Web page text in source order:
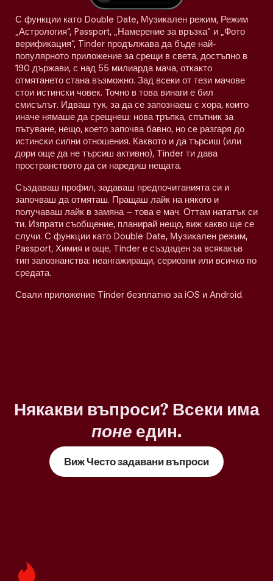
С функции като Double Date, Музикален режим, Режим
„Астрология“, Passport, „Намерение за връзка“ и „Фото
верификация“, Tinder продължава да бъде най-
популярното приложение за срещи в света, достъпно в
190 държави, с над 55 милиарда мача, откакто
отмятането стана възможно. Зад всеки от тези мачове
стои истински човек. Точно в това винаги е бил
смисълът. Идваш тук, за да се запознаеш с хора, които
иначе нямаше да срещнеш: нова тръпка, спътник за
пътуване, нещо, което започва бавно, но се разгаря до
истински силни отношения. Каквото и да търсиш (или
дори още да не търсиш активно), Tinder ти дава
пространството да си наредиш нещата.
Създаваш профил, задаваш предпочитанията си и
започваш да отмяташ. Пращаш лайк на някого и
получаваш лайк в замяна – това е мач. Оттам нататък си
ти. Изпрати съобщение, планирай нещо, виж какво ще се
случи. С функции като Double Date, Музикален режим,
Passport, Химия и още, Tinder е създаден за всякакъв
тип запознанства: неангажиращи, сериозни или всичко по
средата.
Свали приложение Tinder безплатно за iOS и Android.
Някакви въпроси? Всеки има
поне един.
Виж Често задавани въпроси